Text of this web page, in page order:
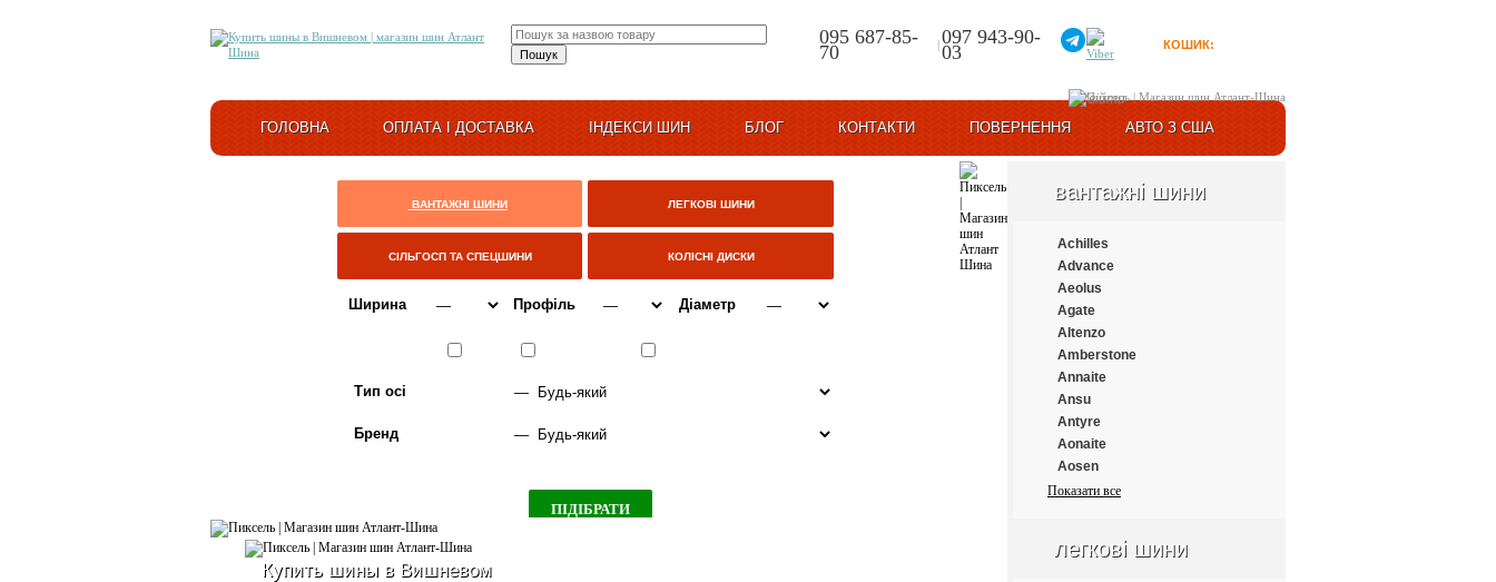
095 687-85-
70 | 097 943-90-
03 КОШИК:
Увійти
ГОЛОВНА ОПЛАТА І ДОСТАВКА ІНДЕКСИ ШИН БЛОГ КОНТАКТИ ПОВЕРНЕННЯ АВТО З США
ВАНТАЖНІ ШИНИ ЛЕГКОВІ ШИНИ
СІЛЬГОСП ТА СПЕЦШИНИ КОЛІСНІ ДИСКИ
Ширина Профіль Діаметр
Тип осі
Бренд
Купить шины в Вишневом
вантажні шини
Achilles
Advance
Aeolus
Agate
Altenzo
Amberstone
Annaite
Ansu
Antyre
Aonaite
Aosen
Aplus
Armforce
Показати все
легкові шини